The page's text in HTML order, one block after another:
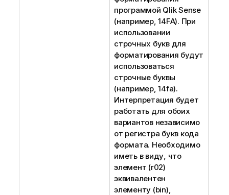
программой Qlik Sense
(например,14FA). При
использовании
строчных букв для
форматирования будут
использоваться
строчные буквы
(например,14fa).
Интерпретация будет
работать для обоих
вариантов независимо
от регистра букв кода
формата. Необходимо
иметь в виду, что
элемент (r02)
эквивалентен
элементу (bin),